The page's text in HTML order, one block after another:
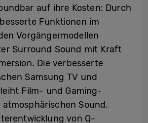
auf ihre Kosten: Durch
Funktionen im
Vorgängermodellen
Surround Sound mit Kraft
Die verbesserte
Samsung TV und
Film- und Gaming-
atmosphärischen Sound.
von Q-